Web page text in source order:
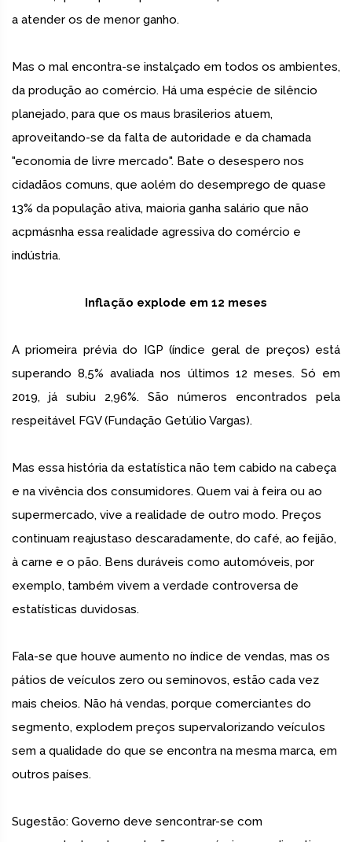
a atender os de menor ganho.
Mas o mal encontra-se instalçado em todos os ambientes,
da produção ao comércio. Há uma espécie de silêncio
planejado, para que os maus brasilerios atuem,
aproveitando-se da falta de autoridade e da chamada
"economia de livre mercado". Bate o desespero nos
cidadãos comuns, que aolém do desemprego de quase
13% da população ativa, maioria ganha salário que não
acpmásnha essa realidade agressiva do comércio e
indústria.
Inflação explode em 12 meses
A priomeira prévia do IGP (índice geral de preços) está
superando 8,5% avaliada nos últimos 12 meses. Só em
2019, já subiu 2,96%. São números encontrados pela
respeitável FGV (Fundação Getúlio Vargas).
Mas essa história da estatística não tem cabido na cabeça
e na vivência dos consumidores. Quem vai à feira ou ao
supermercado, vive a realidade de outro modo. Preços
continuam reajustaso descaradamente, do café, ao feijão,
à carne e o pão. Bens duráveis como automóveis, por
exemplo, também vivem a verdade controversa de
estatísticas duvidosas.
Fala-se que houve aumento no índice de vendas, mas os
pátios de veículos zero ou seminovos, estão cada vez
mais cheios. Não há vendas, porque comerciantes do
segmento, explodem preços supervalorizando veículos
sem a qualidade do que se encontra na mesma marca, em
outros países.
Sugestão: Governo deve sencontrar-se com